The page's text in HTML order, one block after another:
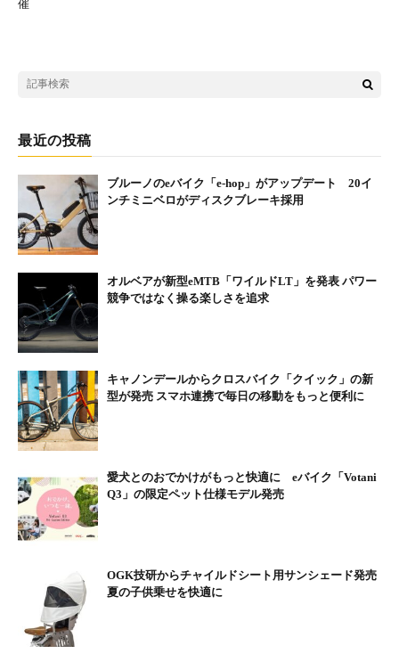
最近の投稿
ブルーノのeバイク「e-hop」がアップデート 20イ
ンチミニベロがディスクブレーキ採用
オルベアが新型eMTB「ワイルドLT」を発表 パワー
競争ではなく操る楽しさを追求
キャノンデールからクロスバイク「クイック」の新
型が発売 スマホ連携で毎日の移動をもっと便利に
愛犬とのおでかけがもっと快適に eバイク「Votani
Q3」の限定ペット仕様モデル発売
OGK技研からチャイルドシート用サンシェード発売
夏の子供乗せを快適に